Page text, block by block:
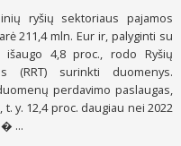
ryšių sektoriaus pajamos
211,4 mln. Eur ir, palyginti su
4,8 proc., rodo Ryšių
(RRT) surinkti duomenys.
perdavimo paslaugas,
t. y. 12,4 proc. daugiau nei 2022
...